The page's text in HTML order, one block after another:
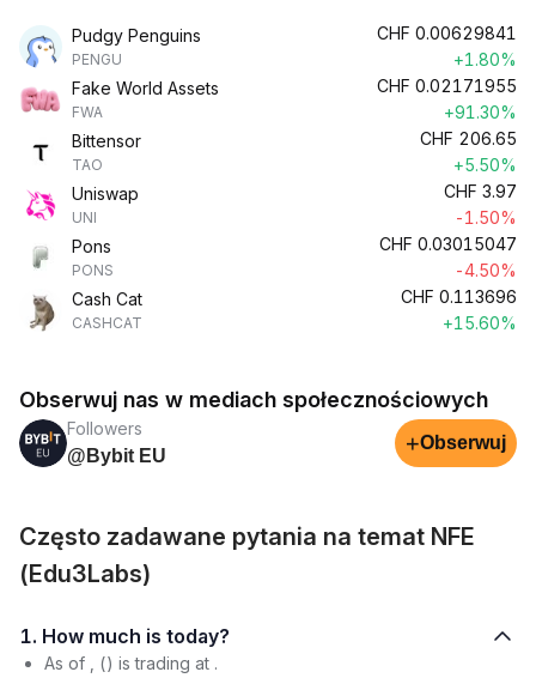
Pudgy Penguins
PENGU
CHF 0.00629841
+1.80%
Fake World Assets
FWA
CHF 0.02171955
+91.30%
Bittensor
TAO
CHF 206.65
+5.50%
Uniswap
UNI
CHF 3.97
-1.50%
Pons
PONS
CHF 0.03015047
-4.50%
Cash Cat
CASHCAT
CHF 0.113696
+15.60%
Obserwuj nas w mediach społecznościowych
Followers
@Bybit EU
+Obserwuj
Często zadawane pytania na temat NFE
(Edu3Labs)
1. How much is today?
As of , () is trading at .